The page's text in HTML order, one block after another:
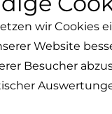
wir Cookies
Website
Besucher